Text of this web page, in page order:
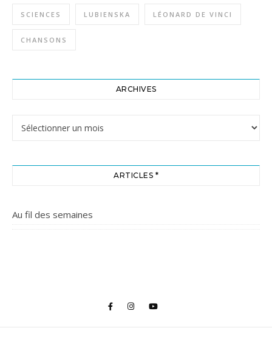
SCIENCES LUBIENSKA LÉONARD DE VINCI
CHANSONS
ARCHIVES
ARTICLES *
Au fil des semaines